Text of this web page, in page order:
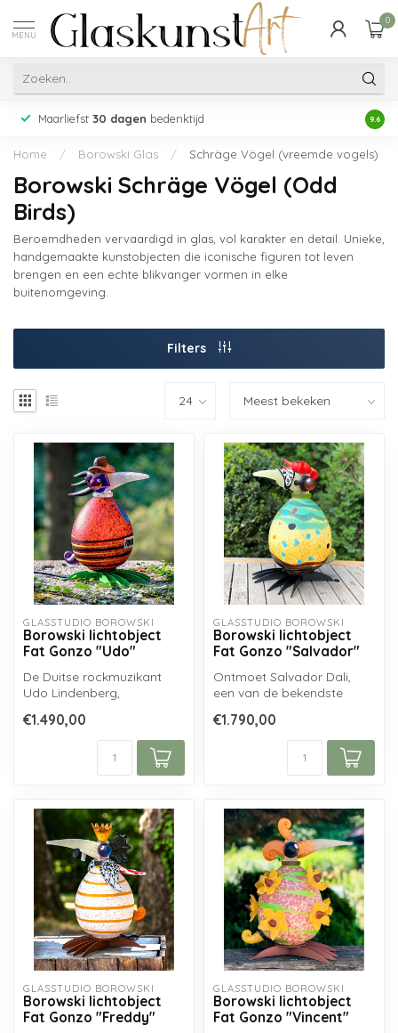
MENU
0
Maarliefst 30 dagen bedenktijd 9.6
Home / Borowski Glas / Schräge Vögel (vreemde vogels)
Borowski Schräge Vögel (Odd
Birds)
Beroemdheden vervaardigd in glas, vol karakter en detail. Unieke,
handgemaakte kunstobjecten die iconische figuren tot leven
brengen en een echte blikvanger vormen in elke
buitenomgeving.
Filters
GLASSTUDIO BOROWSKI
Borowski lichtobject
Fat Gonzo "Udo"
De Duitse rockmuzikant
Udo Lindenberg,
zonnebril en panie...
€1.490,00
GLASSTUDIO BOROWSKI
Borowski lichtobject
Fat Gonzo "Salvador"
Ontmoet Salvador Dali,
een van de bekendste
De Borows...
€1.790,00
GLASSTUDIO BOROWSKI
Borowski lichtobject
Fat Gonzo "Freddy"
GLASSTUDIO BOROWSKI
Borowski lichtobject
Fat Gonzo "Vincent"